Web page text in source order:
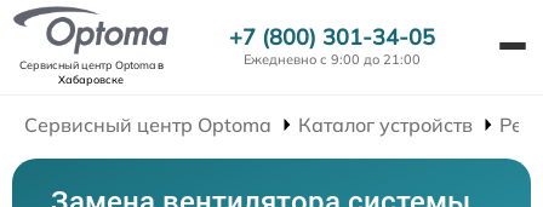
Сервисный центр Optomaв
Хабаровске
+7 (800) 301-34-05
Ежедневно с 9:00 до 21:00
Сервисный центр Optoma Каталог устройств